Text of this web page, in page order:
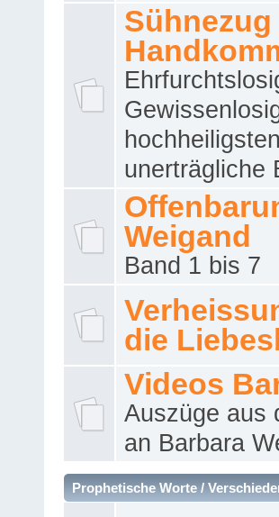
unerträgliche
Weigand
Band 1 bis 7
die
Videos
Auszüge aus
an Barbara
Prophetische Worte /